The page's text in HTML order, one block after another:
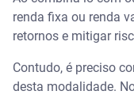
renda fixa ou renda
retornos e mitigar
Contudo, é preciso
desta modalidade.